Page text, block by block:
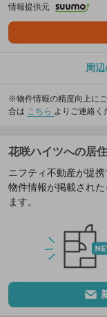
情報提供元
周
※物件情報の精度向上に
合は こちら よりご連絡く
花咲ハイツへの居
ニフティ不動産が提
物件情報が掲載され
ます。